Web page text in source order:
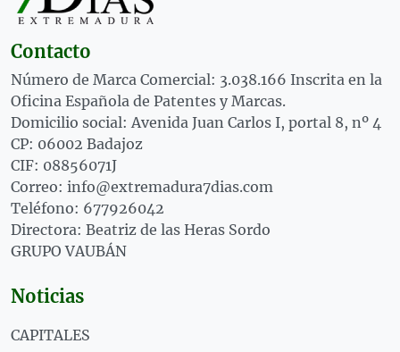
Contacto
Número de Marca Comercial: 3.038.166 Inscrita en la
Oficina Española de Patentes y Marcas.
Domicilio social: Avenida Juan Carlos I, portal 8, nº 4
CP: 06002 Badajoz
CIF: 08856071J
Correo: info@extremadura7dias.com
Teléfono: 677926042
Directora: Beatriz de las Heras Sordo
GRUPO VAUBÁN
Noticias
CAPITALES